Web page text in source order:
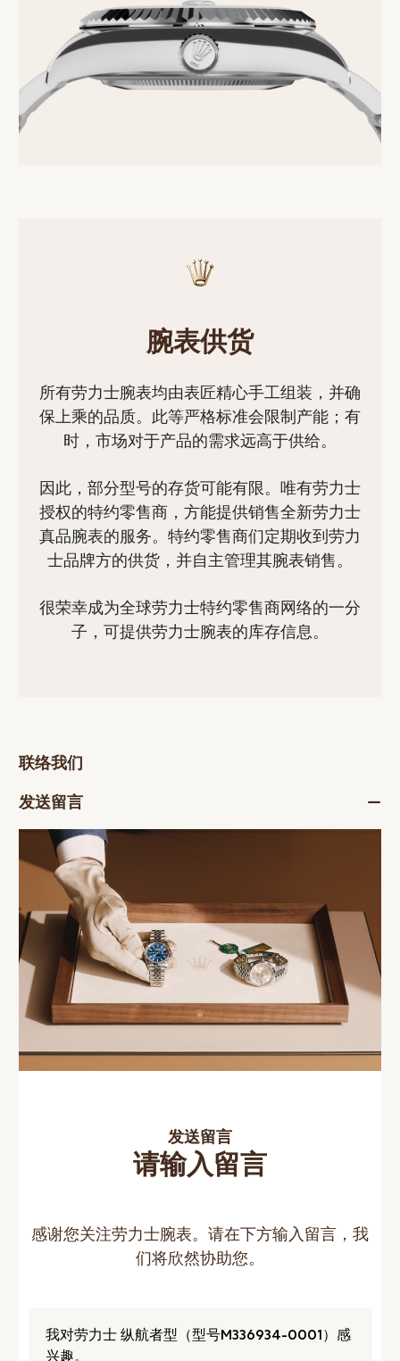
腕表供货
所有劳力士腕表均由表匠精心手工组装，并确
保上乘的品质。此等严格标准会限制产能；有
时，市场对于产品的需求远高于供给。
因此，部分型号的存货可能有限。唯有劳力士
授权的特约零售商，方能提供销售全新劳力士
真品腕表的服务。特约零售商们定期收到劳力
士品牌方的供货，并自主管理其腕表销售。
很荣幸成为全球劳力士特约零售商网络的一分
子，可提供劳力士腕表的库存信息。
联络我们
发送留言
发送留言
请输入留言
感谢您关注劳力士腕表。请在下方输入留言，我
们将欣然协助您。